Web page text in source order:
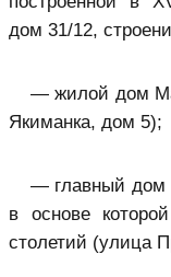
дом 31/12,
— жилой дом
Якиманка, дом 5);
— главный дом
в основе
столетий (улица